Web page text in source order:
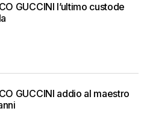
GUCCINI l’ultimo custode
GUCCINI addio al maestro